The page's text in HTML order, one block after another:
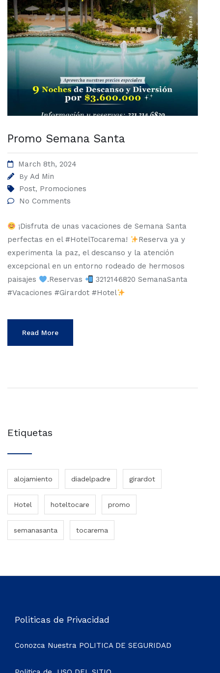
Promo Semana Santa
March 8th, 2024
By Ad Min
Post, Promociones
No Comments
¡Disfruta de unas vacaciones de Semana Santa
perfectas en el #HotelTocarema!
Reserva ya y
experimenta la paz, el descanso y la atención
excepcional en un entorno rodeado de hermosos
paisajes
.Reservas
3212146820 SemanaSanta
#Vacaciones #Girardot #Hotel
Read More
Etiquetas
alojamiento diadelpadre girardot
Hotel hoteltocare promo
semanasanta tocarema
Politicas de Privacidad
Conozca Nuestra POLITICA DE SEGURIDAD